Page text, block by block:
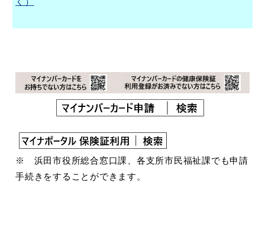
ご案内
お問い合わせ
※ 浜田市役所総合窓口課、各支所市民福祉課でも申請
手続きをすることができます。